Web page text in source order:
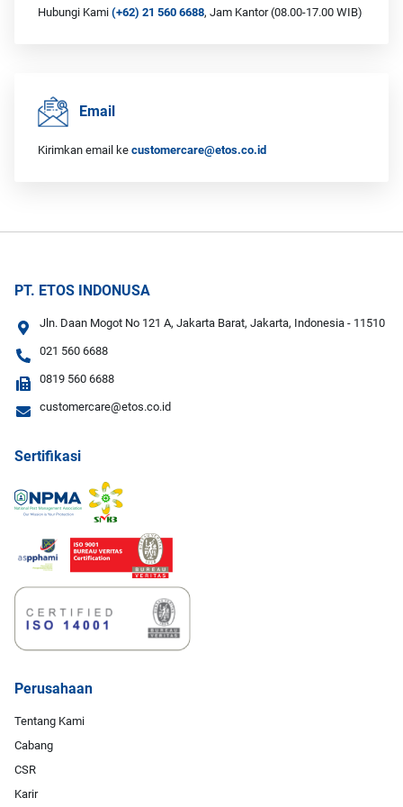
Hubungi Kami (+62) 21 560 6688, Jam Kantor (08.00-17.00 WIB)
Email
Kirimkan email ke customercare@etos.co.id
PT. ETOS INDONUSA
Jln. Daan Mogot No 121 A, Jakarta Barat, Jakarta, Indonesia - 11510
021 560 6688
0819 560 6688
customercare@etos.co.id
Sertifikasi
Perusahaan
Tentang Kami
Cabang
CSR
Karir